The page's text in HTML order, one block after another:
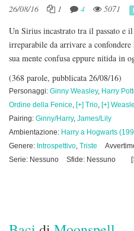
26/08/16 1 4 5071
Un Sirius incastrato tra il passato e
irreparabile da arrivare a
sua mente confusa eppure nitida in
(368 parole, pubblicata 26/08/16)
Personaggi: Ginny Weasley, Harry
Ordine della Fenice, [+] Trio, [+]
Pairing: Ginny/Harry, James/Lily
Ambientazione: Harry a Hogwarts
Genere: Introspettivo, Triste
Serie: Nessuno
Sfide: Nessuno [